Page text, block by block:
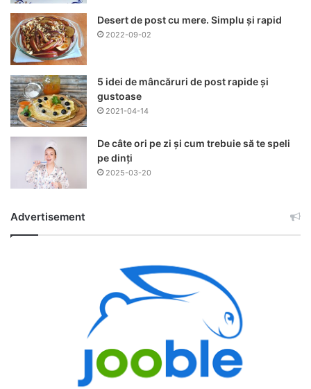
Desert de post cu mere. Simplu și rapid
2022-09-02
5 idei de mâncăruri de post rapide și
gustoase
2021-04-14
De câte ori pe zi și cum trebuie să te speli
pe dinți
2025-03-20
Advertisement